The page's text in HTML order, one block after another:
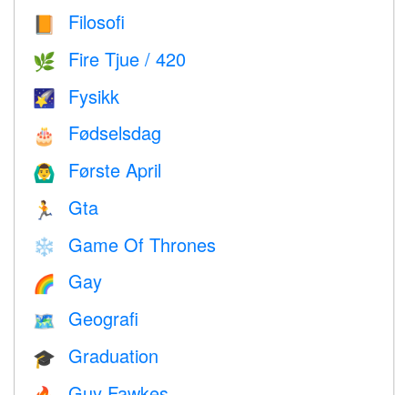
📙 Filosofi
🌿 Fire Tjue / 420
🌠 Fysikk
🎂 Fødselsdag
🙆‍♂️ Første April
🏃 Gta
❄️ Game Of Thrones
🌈 Gay
🗺 Geografi
🎓 Graduation